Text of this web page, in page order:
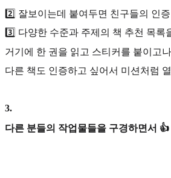
2️⃣ 잘보이는데 붙여두면 친구들의 인
3️⃣ 다양한 수준과 주제의 책 추천 목록
거기에 한 권을 읽고 스티커를 붙이고
다른 책도 인증하고 싶어서 미션처럼
3.
다른 분들의 작업물들을 구경하면서